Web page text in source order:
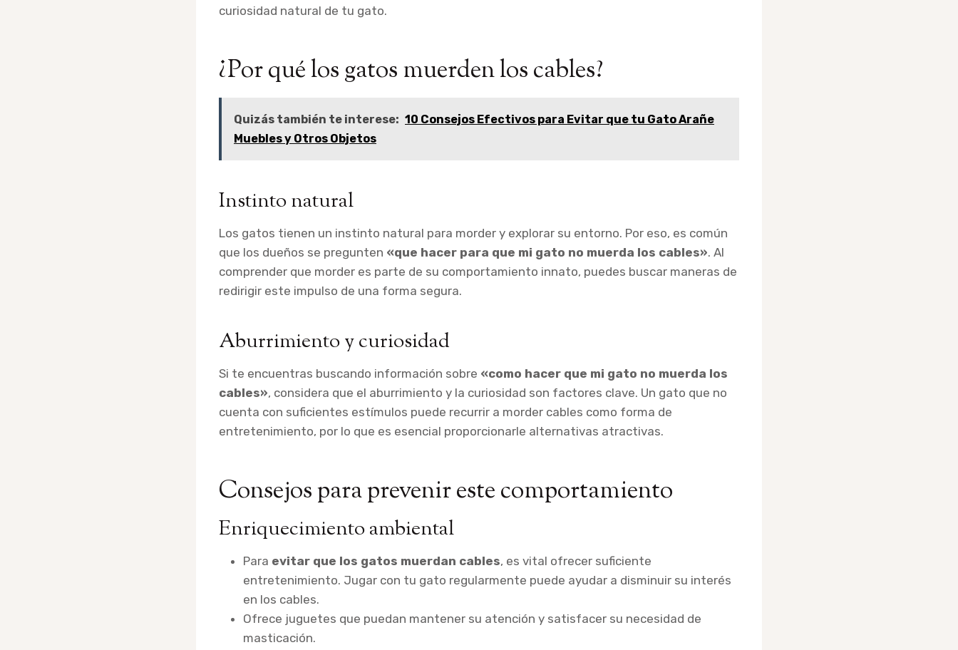
curiosidad natural de tu gato.
¿Por qué los gatos muerden los cables?
Quizás también te interese: 10 Consejos Efectivos para Evitar que tu Gato Arañe
Muebles y Otros Objetos
Instinto natural
Los gatos tienen un instinto natural para morder y explorar su entorno. Por eso, es común
que los dueños se pregunten «que hacer para que mi gato no muerda los cables». Al
comprender que morder es parte de su comportamiento innato, puedes buscar maneras de
redirigir este impulso de una forma segura.
Aburrimiento y curiosidad
Si te encuentras buscando información sobre «como hacer que mi gato no muerda los
cables», considera que el aburrimiento y la curiosidad son factores clave. Un gato que no
cuenta con suficientes estímulos puede recurrir a morder cables como forma de
entretenimiento, por lo que es esencial proporcionarle alternativas atractivas.
Consejos para prevenir este comportamiento
Enriquecimiento ambiental
Para evitar que los gatos muerdan cables, es vital ofrecer suficiente
entretenimiento. Jugar con tu gato regularmente puede ayudar a disminuir su interés
en los cables.
Ofrece juguetes que puedan mantener su atención y satisfacer su necesidad de
masticación.